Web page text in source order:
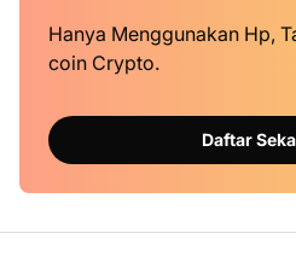
Hanya Menggunakan Hp,
coin Crypto.
Daftar